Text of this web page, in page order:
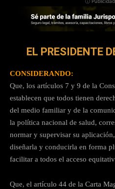
ⓘ
EL PRESIDENTE
CONSIDERANDO:
Que, los artículos 7 y 9 de la
establecen que todos tienen
del medio familiar y de la
la política nacional de salud,
normar y supervisar su
diseñarla y conducirla en forma
facilitar a todos el acceso
Que, el artículo 44 de la Carta